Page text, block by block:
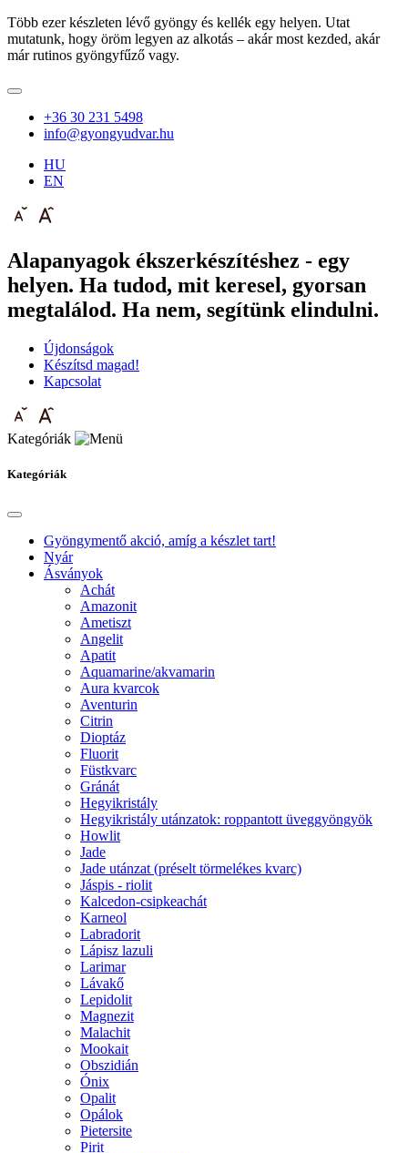
Több ezer készleten lévő gyöngy és kellék egy helyen. Utat
mutatunk, hogy öröm legyen az alkotás – akár most kezded, akár
már rutinos gyöngyfűző vagy.
+36 30 231 5498
info@gyongyudvar.hu
HU
EN
Alapanyagok ékszerkészítéshez - egy
helyen. Ha tudod, mit keresel, gyorsan
megtalálod. Ha nem, segítünk elindulni.
Újdonságok
Készítsd magad!
Kapcsolat
Kategóriák
Kategóriák
Gyöngymentő akció, amíg a készlet tart!
Nyár
Ásványok
Achát
Amazonit
Ametiszt
Angelit
Apatit
Aquamarine/akvamarin
Aura kvarcok
Aventurin
Citrin
Dioptáz
Fluorit
Füstkvarc
Gránát
Hegyikristály
Hegyikristály utánzatok: roppantott üveggyöngyök
Howlit
Jade
Jade utánzat (préselt törmelékes kvarc)
Jáspis - riolit
Kalcedon-csipkeachát
Karneol
Labradorit
Lápisz lazuli
Larimar
Lávakő
Lepidolit
Magnezit
Malachit
Mookait
Obszidián
Ónix
Opalit
Opálok
Pietersite
Pirit